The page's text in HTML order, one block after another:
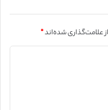
علامت‌گذاری شده‌اند*